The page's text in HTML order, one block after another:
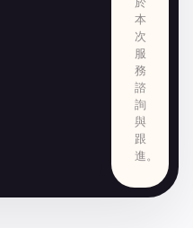
本
次
服
務
諮
詢
與
跟
進。